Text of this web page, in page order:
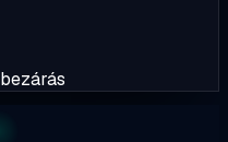
bezárás